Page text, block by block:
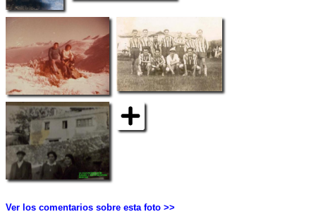
Ver los comentarios sobre esta foto >>